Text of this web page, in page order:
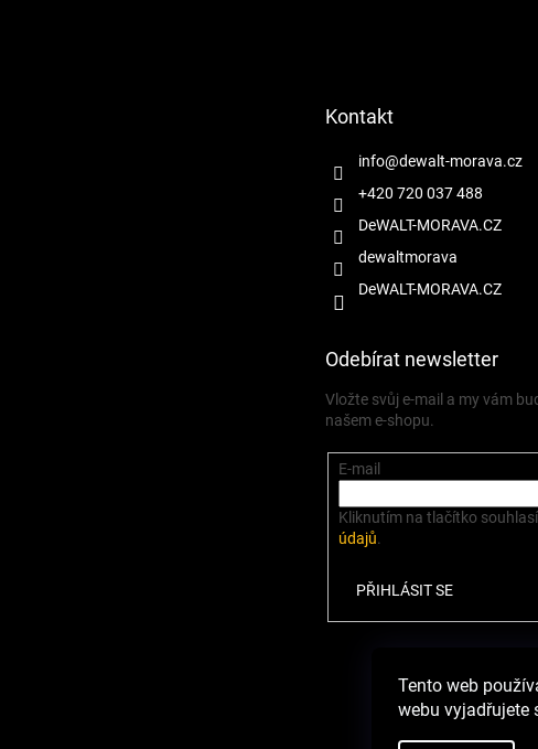
Tento web
webu vyjadřujete
Kontakt
info@dewalt-morava.cz
+420 720 037 488
DeWALT-MORAVA.CZ
dewaltmorava
DeWALT-MORAVA.CZ
Odebírat newsletter
Vložte svůj e-mail a my vám
našem e-shopu.
E-mail
Kliknutím na tlačítko
údajů.
PŘIHLÁSIT SE
Zboží.cz